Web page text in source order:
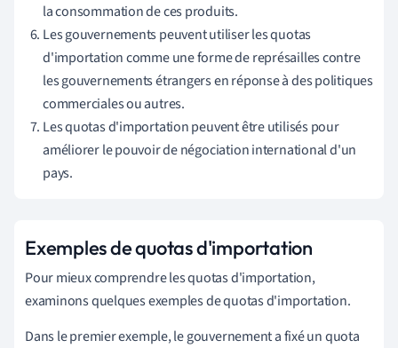
la consommation de ces produits.
Les gouvernements peuvent utiliser les quotas
d'importation comme une forme de représailles contre
les gouvernements étrangers en réponse à des politiques
commerciales ou autres.
Les quotas d'importation peuvent être utilisés pour
améliorer le pouvoir de négociation international d'un
pays.
Exemples de quotas d'importation
Pour mieux comprendre les quotas d'importation,
examinons quelques exemples de quotas d'importation.
Dans le premier exemple, le gouvernement a fixé un quota